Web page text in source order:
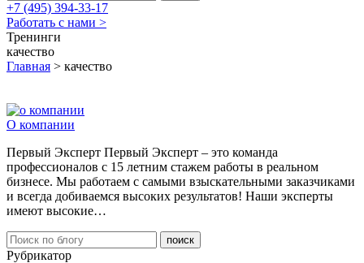
+7 (495) 394-33-17
Работать с нами >
Тренинги
качество
Главная > качество
О компании
Первый Эксперт Первый Эксперт – это команда
профессионалов с 15 летним стажем работы в реальном
бизнесе. Мы работаем с самыми взыскательными заказчиками
и всегда добиваемся высоких результатов! Наши эксперты
имеют высокие…
Рубрикатор